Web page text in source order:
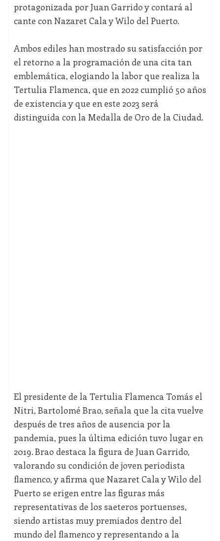
protagonizada por Juan Garrido y contará al
cante con Nazaret Cala y Wilo del Puerto.
Ambos ediles han mostrado su satisfacción por
el retorno a la programación de una cita tan
emblemática, elogiando la labor que realiza la
Tertulia Flamenca, que en 2022 cumplió 50 años
de existencia y que en este 2023 será
distinguida con la Medalla de Oro de la Ciudad.
El presidente de la Tertulia Flamenca Tomás el
Nitri, Bartolomé Brao, señala que la cita vuelve
después de tres años de ausencia por la
pandemia, pues la última edición tuvo lugar en
2019. Brao destaca la figura de Juan Garrido,
valorando su condición de joven periodista
flamenco, y afirma que Nazaret Cala y Wilo del
Puerto se erigen entre las figuras más
representativas de los saeteros portuenses,
siendo artistas muy premiados dentro del
mundo del flamenco y representando a la